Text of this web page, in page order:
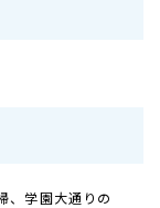
、学園大通りの